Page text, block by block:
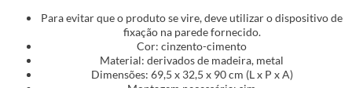
Para evitar que o produto se vire, deve utilizar o dispositivo de
fixação na parede fornecido.
Cor: cinzento-cimento
Material: derivados de madeira, metal
Dimensões: 69,5 x 32,5 x 90 cm (L x P x A)